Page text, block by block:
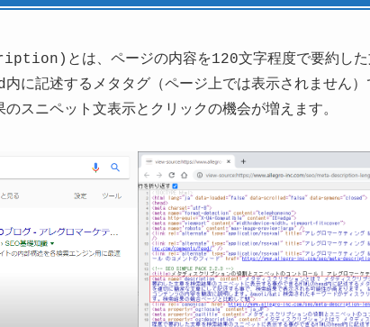
とは、ページの内容を120文字程度で要約した
に記述するメタタグ（ページ上では表示されません
スニペット文表示とクリックの機会が増えます。